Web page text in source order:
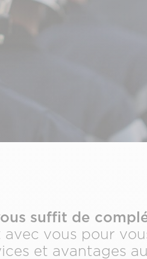
suffit de
vous pour
et avantages